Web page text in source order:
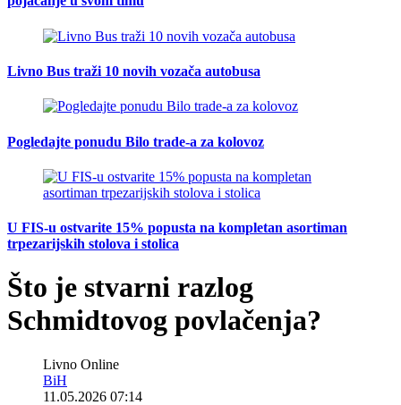
Livno Bus traži 10 novih vozača autobusa
Pogledajte ponudu Bilo trade-a za kolovoz
U FIS-u ostvarite 15% popusta na kompletan asortiman
trpezarijskih stolova i stolica
Što je stvarni razlog
Schmidtovog povlačenja?
Livno Online
BiH
11.05.2026 07:14